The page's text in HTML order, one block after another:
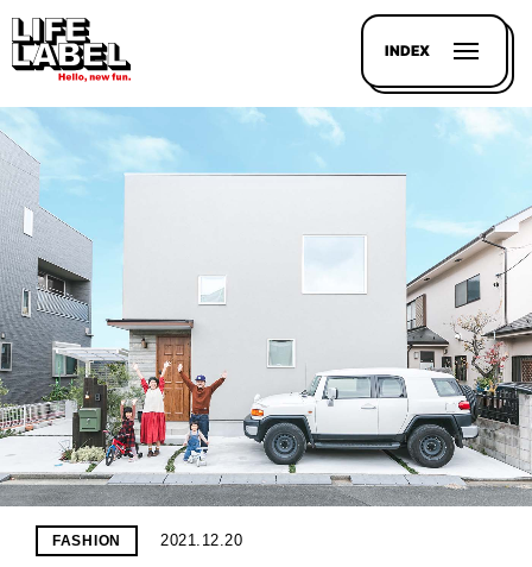
INDEX
記事を
探す
LL
HOUSE
LINE-
UP
FASHION 2021.12.20